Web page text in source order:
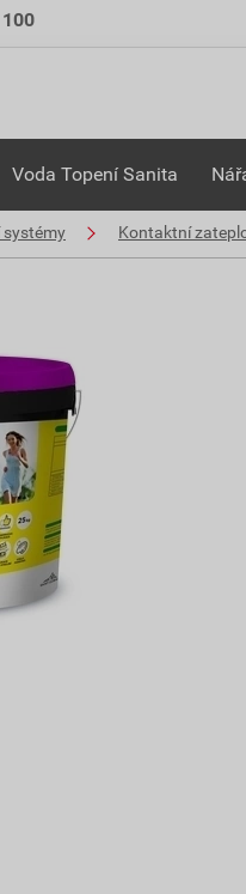
Voda Topení Sanita
systémy Kontaktní